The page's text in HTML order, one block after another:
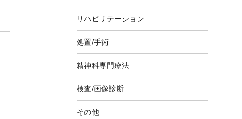
リハビリテーション
処置/手術
精神科専門療法
検査/画像診断
その他